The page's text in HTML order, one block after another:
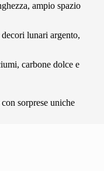
ampio spazio
lunari argento,
carbone dolce e
sorprese uniche